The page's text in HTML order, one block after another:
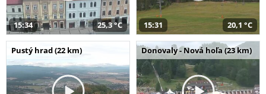
15:34 25,3 °C 15:31 20,1 °C
Pustý hrad (22 km) Donovaly - Nová hoľa (23 km)